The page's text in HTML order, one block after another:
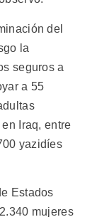
del
la
seguros a
a 55
Iraq, entre
yazidíes
Estados
mujeres